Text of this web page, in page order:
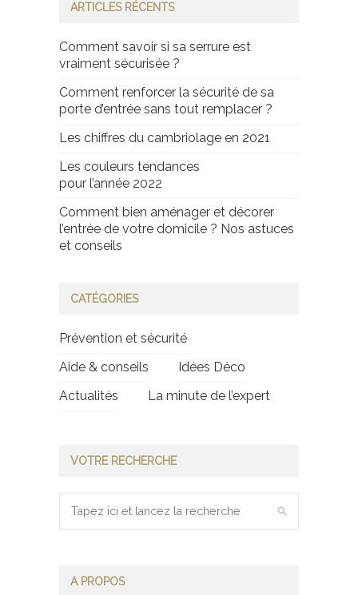
ARTICLES RÉCENTS
Comment savoir si sa serrure est
vraiment sécurisée ?
Comment renforcer la sécurité de sa
porte d’entrée sans tout remplacer ?
Les chiffres du cambriolage en 2021
Les couleurs tendances
pour l’année 2022
Comment bien aménager et décorer
l’entrée de votre domicile ? Nos astuces
et conseils
CATÉGORIES
Prévention et sécurité
Aide & conseils
Idées Déco
Actualités
La minute de l’expert
VOTRE RECHERCHE
A PROPOS